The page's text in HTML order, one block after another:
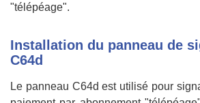
"télépéage".
Installation du panneau de
C64d
Le panneau C64d est utilisé pour